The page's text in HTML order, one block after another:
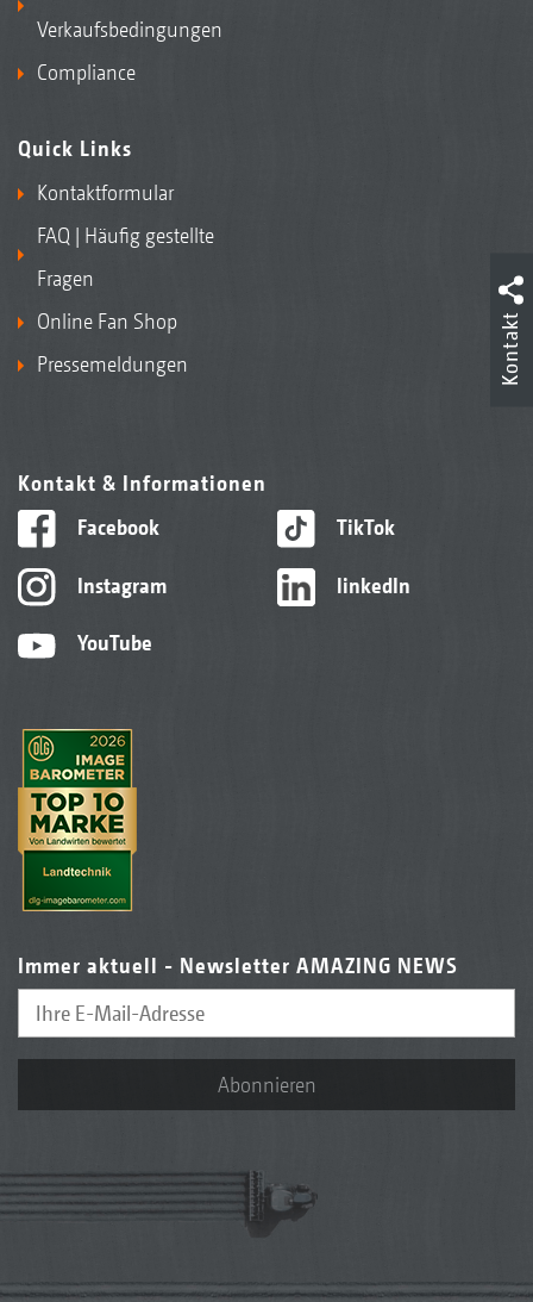
Verkaufsbedingungen
Compliance
Quick Links
Kontaktformular
FAQ | Häufig gestellte
Fragen
Online Fan Shop
Pressemeldungen
Kontakt & Informationen
Facebook
Instagram
YouTube
TikTok
linkedIn
Immer aktuell - Newsletter AMAZING NEWS
Abonnieren
Kontakt